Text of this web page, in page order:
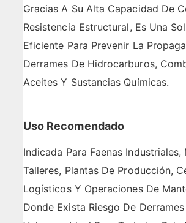
Gracias A Su Alta Capacidad De
Resistencia Estructural, Es Una
Eficiente Para Prevenir La
Derrames De Hidrocarburos,
Aceites Y Sustancias Químicas.
Uso Recomendado
Indicada Para Faenas Industriales,
Talleres, Plantas De Producción,
Logísticos Y Operaciones De
Donde Exista Riesgo De